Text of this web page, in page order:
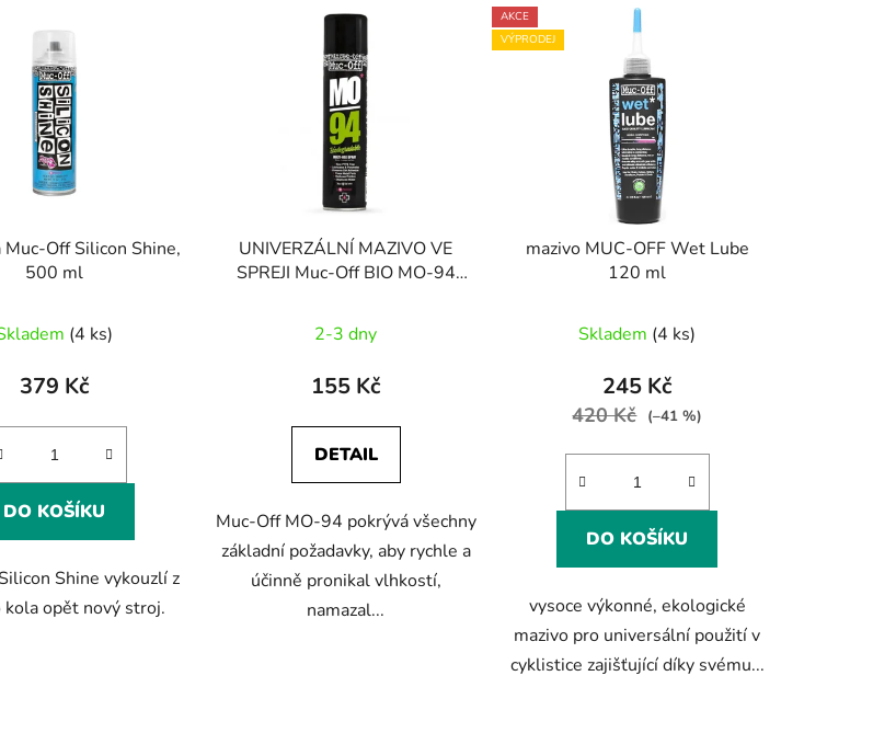
Muc-Off Silicon Shine,
500 ml
(4 ks)
379 Kč
DO KOŠÍKU
Shine vykouzlí z
kola opět nový stroj.
UNIVERZÁLNÍ MAZIVO VE
SPREJI Muc-Off BIO MO-94
2-3 dny
155 Kč
DETAIL
Muc-Off MO-94 pokrývá všechny
základní požadavky, aby rychle a
účinně pronikal vlhkostí,
namazal...
AKCE
VÝPRODEJ
mazivo MUC-OFF Wet Lube
120 ml
Skladem (4 ks)
245 Kč
420 Kč (–41 %)
DO KOŠÍKU
vysoce výkonné, ekologické
mazivo pro universální použití v
cyklistice zajišťující díky svému...